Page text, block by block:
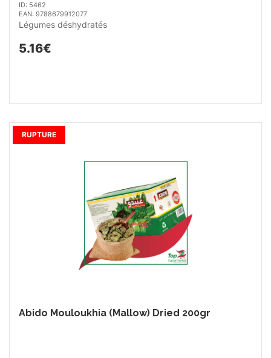
ID: 5462
EAN: 9788679912077
Légumes déshydratés
5.16€
Abido Mouloukhia (Mallow) Dried 200gr
RUPTURE